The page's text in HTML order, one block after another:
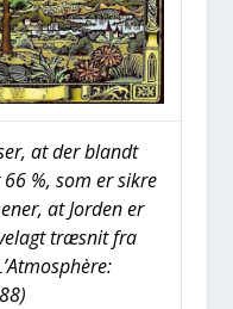
at der blandt
%, som er sik­re
at Jor­den er
træsnit fra